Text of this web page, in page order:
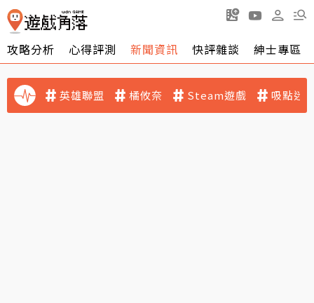
攻略分析 心得評測 新聞資訊 快評雜談 紳士專區
英雄聯盟 橘攸奈 Steam遊戲 吸點迷